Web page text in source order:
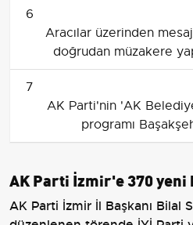
6
Aracılar üzerinden
doğrudan müzakere
7
AK Parti'nin 'AK
programı
AK Parti İzmir'e 370 yeni
AK Parti İzmir İl Başkanı Bilal